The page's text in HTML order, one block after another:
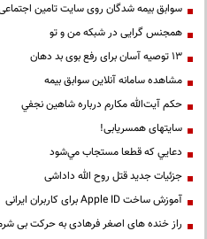
سوابق بیمه شدگان روی سایت تامین
همجنس گرایی در شبکه من و تو
13 توصیه آسان برای رفع بوی بد دهان
مشاهده سامانه آنلاين سوابق بیمه
حكم آيت‌الله مكارم درباره شاهين نجفي
سایتهای همسریابی!
دعايي كه قطعا مستجاب مي‌شود
جزئیات جدید قتل روح الله داداشی
آموزش ساخت Apple ID برای کاربران ایرانی
راز خنده های اصغر فرهادی به حرکت بی